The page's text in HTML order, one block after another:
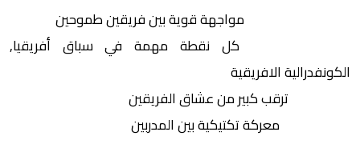
مواجهة قوية بين فريقين طموحين
كل نقطة مهمة في سباق أفريقيا,
الكونفدرالية الافريقية
ترقب كبير من عشاق الفريقين
معركة تكتيكية بين المدربين